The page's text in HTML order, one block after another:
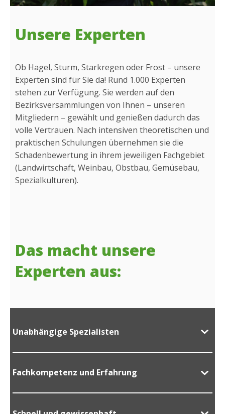
Unsere Experten
Ob Hagel, Sturm, Starkregen oder Frost – unsere
Experten sind für Sie da! Rund 1.000 Experten
stehen zur Verfügung. Sie werden auf den
Bezirksversammlungen von Ihnen – unseren
Mitgliedern – gewählt und genießen dadurch das
volle Vertrauen. Nach intensiven theoretischen und
praktischen Schulungen übernehmen sie die
Schadenbewertung in ihrem jeweiligen Fachgebiet
(Landwirtschaft, Weinbau, Obstbau, Gemüsebau,
Spezialkulturen).
Das macht unsere
Experten aus:
Unabhängige Spezialisten
Fachkompetenz und Erfahrung